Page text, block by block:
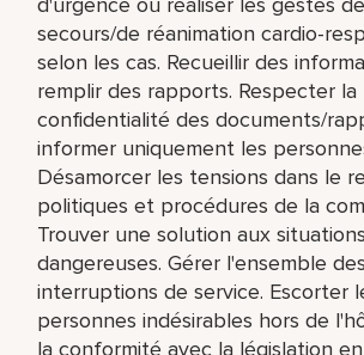
secours/de réanimation cardio-
selon les cas. Recueillir des
remplir des rapports. Respecter la
confidentialité des documents/
informer uniquement les
Désamorcer les tensions dans le
politiques et procédures de la
Trouver une solution aux situations
dangereuses. Gérer l'ensemble
interruptions de service. Escorter
personnes indésirables hors de
la conformité avec la législation